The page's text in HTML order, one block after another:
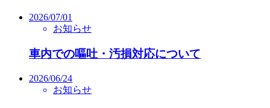
2026/07/01
お知らせ
車内での嘔吐・汚損対応について
2026/06/24
お知らせ